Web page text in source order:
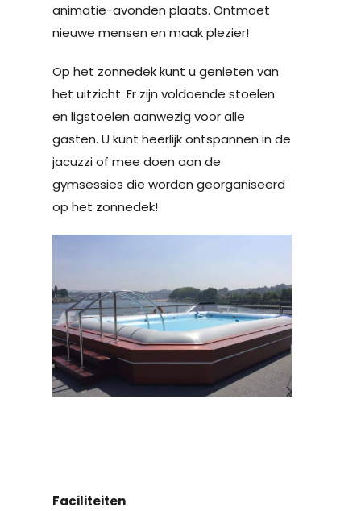
animatie-avonden plaats. Ontmoet
nieuwe mensen en maak plezier!
Op het zonnedek kunt u genieten van
het uitzicht. Er zijn voldoende stoelen
en ligstoelen aanwezig voor alle
gasten. U kunt heerlijk ontspannen in de
jacuzzi of mee doen aan de
gymsessies die worden georganiseerd
op het zonnedek!
Faciliteiten